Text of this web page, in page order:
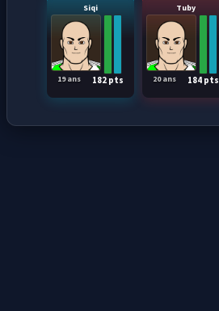
Siqi
182 pts
19 ans
Tuby
184 pts
20 ans